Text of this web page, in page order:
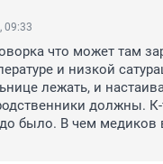
09:33
что может там
и низкой
лежать, и
должны.
было. В чем медиков